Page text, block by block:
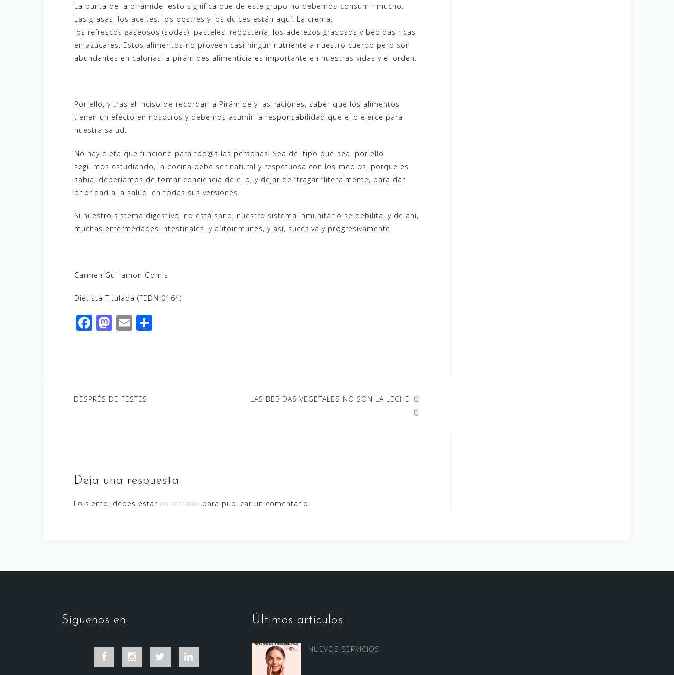
La punta de la pirámide, esto significa que de este grupo no debemos consumir mucho.
Las grasas, los aceites, los postres y los dulces están aquí. La crema,
los refrescos gaseosos (sodas), pasteles, repostería, los aderezos grasosos y bebidas ricas
en azúcares. Estos alimentos no proveen casi ningún nutriente a nuestro cuerpo pero son
abundantes en calorías.la pirámides alimenticia es importante en nuestras vidas y el orden.
Por ello, y tras el inciso de recordar la Pirámide y las raciones, saber que los alimentos
tienen un efecto en nosotros y debemos asumir la responsabilidad que ello ejerce para
nuestra salud.
No hay dieta que funcione para tod@s las personas! Sea del tipo que sea, por ello
seguimos estudiando, la cocina debe ser natural y respetuosa con los medios, porque es
sabia; deberíamos de tomar conciencia de ello, y dejar de “tragar “literalmente, para dar
prioridad a la salud, en todas sus versiones.
Si nuestro sistema digestivo, no está sano, nuestro sistema inmunitario se debilita, y de ahí,
muchas enfermedades intestinales, y autoinmunes, y así, sucesiva y progresivamente.
Carmen Guillamon Gomis
Dietista Titulada (FEDN 0164)
F
o
M
o
E
Navegación
DESPRÉS DE FESTES LAS BEBIDAS VEGETALES NO SON LA LECHE
Deja una respuesta
Lo siento, debes estar conectado para publicar un comentario.
Síguenos en:
Facebook InstagramTwitter
Últimos artículos
NUEVOS SERVICIOS